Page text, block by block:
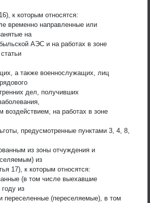
к которым относятся:
временно направленные или
на
АЭС и на работах в зоне
а также военнослужащих, лиц
дел, получивших
воздействием, на работах в зоне
предусмотренные пунктами 3, 4, 8,
из зоны отчуждения и
из
17), к которым относятся:
(в том числе выехавшие
из
переселенные (переселяемые), в том